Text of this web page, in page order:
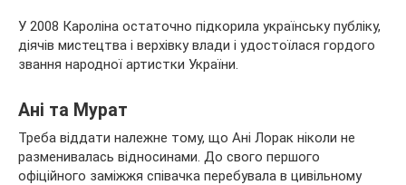
У 2008 Кароліна остаточно підкорила українську публіку,
діячів мистецтва і верхівку влади і удостоїлася гордого
звання народної артистки України.
Ані та Мурат
Треба віддати належне тому, що Ані Лорак ніколи не
разменивалась відносинами. До свого першого
офіційного заміжжя співачка перебувала в цивільному